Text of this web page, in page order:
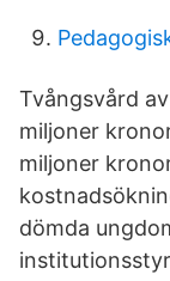
Tvångsvård
miljoner
miljoner
dömda